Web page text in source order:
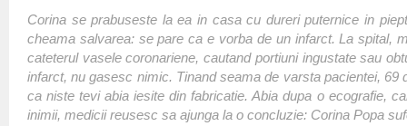
Corina se prabuseste la ea in casa cu dureri puternice in
cheama salvarea: se pare ca e vorba de un infarct. La spital,
cateterul vasele coronariene, cautand portiuni ingustate sau
infarct, nu gasesc nimic. Tinand seama de varsta pacientei, 69
ca niste tevi abia iesite din fabricatie. Abia dupa o ecografie,
inimii, medicii reusesc sa ajunga la o concluzie: Corina Popa